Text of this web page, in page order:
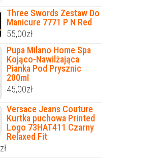
Three Swords Zestaw Do
Manicure 7771 P N Red
55,00zł
Pupa Milano Home Spa
Kojąco-Nawilżająca
Pianka Pod Prysznic
200ml
45,00zł
Versace Jeans Couture
Kurtka puchowa Printed
Logo 73HAT411 Czarny
Relaxed Fit
zł